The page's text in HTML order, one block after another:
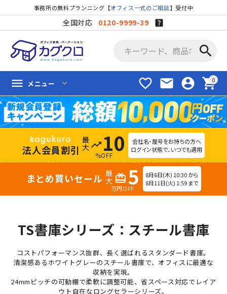
事務所の無料プランニング【オフィス一式のご相談】受付中
全国対応 0120-9999-39
search
favorite_border mail account_circle shopping_cart
menu メニュー
法人会員割引 trending_up 10
%OFF
会社名・屋号をお持ちの方へ
ログイン状態で、いつでも適用
まとめ買いセール redeem 5
万円OFF
8月6日(木) 10:30 から
8月11日(火) 1:59 まで
TS書庫シリーズ：スチール書庫
コストパフォーマンス抜群、長く選ばれるスタンダード書庫。
清潔感あるホワイトグレーのスチール書庫で、オフィスに最適な
収納を実現。
24mmピッチの可動棚で柔軟に調整可能、省スペース対応でレイア
ウト自在なロングセラーシリーズ。